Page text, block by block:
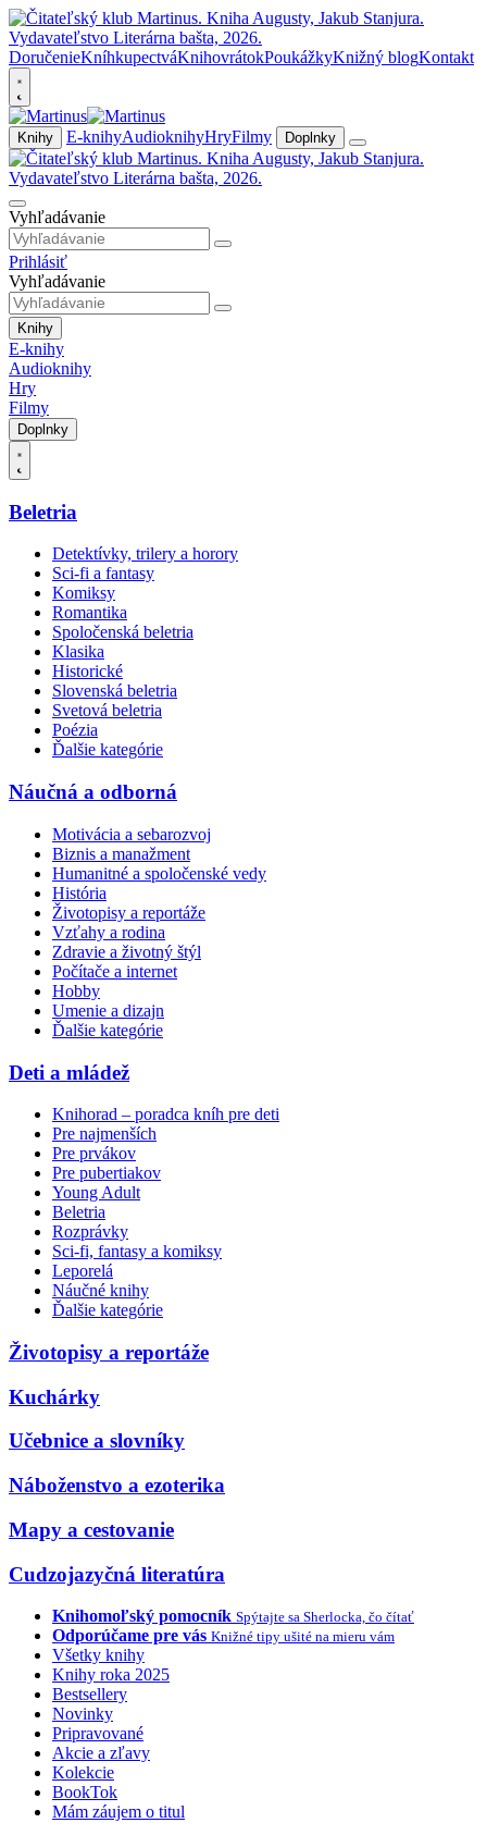
DoručenieKníhkupectváKnihovrátokPoukážkyKnižný blogKontakt
Knihy E-knihyAudioknihyHryFilmy Doplnky
Vyhľadávanie
Prihlásiť
Vyhľadávanie
Knihy
E-knihy
Audioknihy
Hry
Filmy
Doplnky
Beletria
Detektívky, trilery a horory
Sci-fi a fantasy
Komiksy
Romantika
Spoločenská beletria
Klasika
Historické
Slovenská beletria
Svetová beletria
Poézia
Ďalšie kategórie
Náučná a odborná
Motivácia a sebarozvoj
Biznis a manažment
Humanitné a spoločenské vedy
História
Životopisy a reportáže
Vzťahy a rodina
Zdravie a životný štýl
Počítače a internet
Hobby
Umenie a dizajn
Ďalšie kategórie
Deti a mládež
Knihorad – poradca kníh pre deti
Pre najmenších
Pre prvákov
Pre pubertiakov
Young Adult
Beletria
Rozprávky
Sci-fi, fantasy a komiksy
Leporelá
Náučné knihy
Ďalšie kategórie
Životopisy a reportáže
Kuchárky
Učebnice a slovníky
Náboženstvo a ezoterika
Mapy a cestovanie
Cudzojazyčná literatúra
Knihomoľský pomocník Spýtajte sa Sherlocka, čo čítať
Odporúčame pre vás Knižné tipy ušité na mieru vám
Všetky knihy
Knihy roka 2025
Bestsellery
Novinky
Pripravované
Akcie a zľavy
Kolekcie
BookTok
Mám záujem o titul